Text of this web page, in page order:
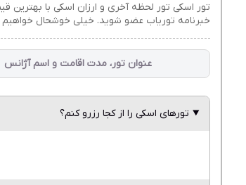
تور اسکی تور لحظه آخری و ارزان اسکی با بهترین
خبرنامه توریاب عضو شوید. خیلی خوشحال خواهیم
عنوان تور، مدت اقامت و اسم آژانس
تورهای اسکی را از کجا رزرو کنم؟